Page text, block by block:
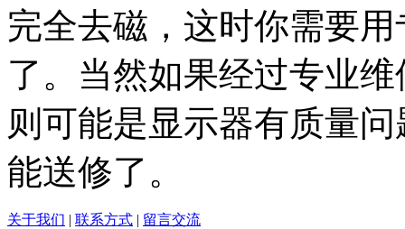
完全去磁，这时你需要
了。当然如果经过专业
则可能是显示器有质量
能送修了。
关于我们 | 联系方式 | 留言交流